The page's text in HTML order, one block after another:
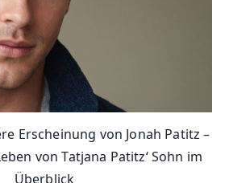
Erscheinung von Jonah Patitz –
von Tatjana Patitz‘ Sohn im
Überblick